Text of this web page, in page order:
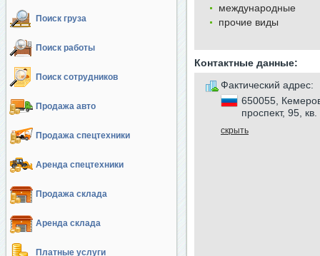
Поиск груза
Поиск работы
Поиск сотрудников
Продажа авто
Продажа спецтехники
Аренда спецтехники
Продажа склада
Аренда склада
Платные услуги
международные
прочие виды
Контактные данные:
Фактический адрес:
650055,
проспект, 95, кв.
скрыть